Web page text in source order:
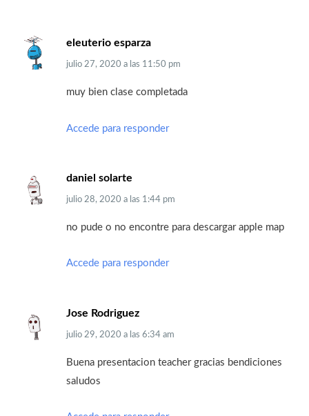
eleuterio esparza
julio 27, 2020 a las 11:50 pm
muy bien clase completada
Accede para responder
daniel solarte
julio 28, 2020 a las 1:44 pm
no pude o no encontre para descargar apple map
Accede para responder
Jose Rodriguez
julio 29, 2020 a las 6:34 am
Buena presentacion teacher gracias bendiciones
saludos